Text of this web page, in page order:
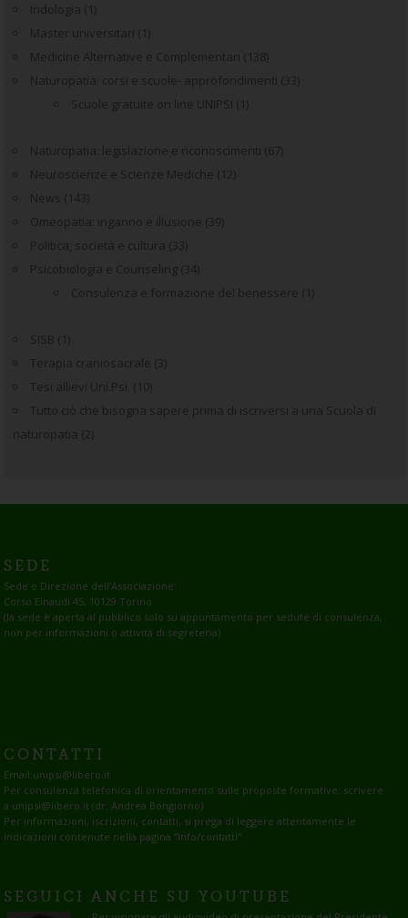
Iridologia (1)
Master universitari (1)
Medicine Alternative e Complementari (138)
Naturopatia: corsi e scuole- approfondimenti (33)
Scuole gratuite on line UNIPSI (1)
Naturopatia: legislazione e riconoscimenti (67)
Neuroscienze e Scienze Mediche (12)
News (143)
Omeopatia: inganno e illusione (39)
Politica, società e cultura (33)
Psicobiologia e Counseling (34)
Consulenza e formazione del benessere (1)
SISB (1)
Terapia craniosacrale (3)
Tesi allievi Uni.Psi. (10)
Tutto ciò che bisogna sapere prima di iscriversi a una Scuola di
naturopatia (2)
SEDE
Sede e Direzione dell’Associazione:
Corso Einaudi 45, 10129 Torino
(la sede è aperta al pubblico solo su appuntamento per sedute di consulenza,
non per informazioni o attività di segreteria)
CONTATTI
Email:unipsi@libero.it
Per consulenza telefonica di orientamento sulle proposte formative: scrivere
a unipsi@libero.it (dr. Andrea Bongiorno)
Per informazioni, iscrizioni, contatti, si prega di leggere attentamente le
indicazioni contenute nella pagina“Info/contatti”
SEGUICI ANCHE SU YOUTUBE